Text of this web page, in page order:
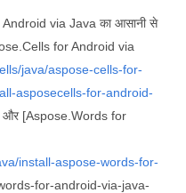
via Java का आसानी से
for Android via
java/aspose-cells-for-
asposecells-for-android-
[Aspose.Words for
install-aspose-words-for-
for-android-via-java-